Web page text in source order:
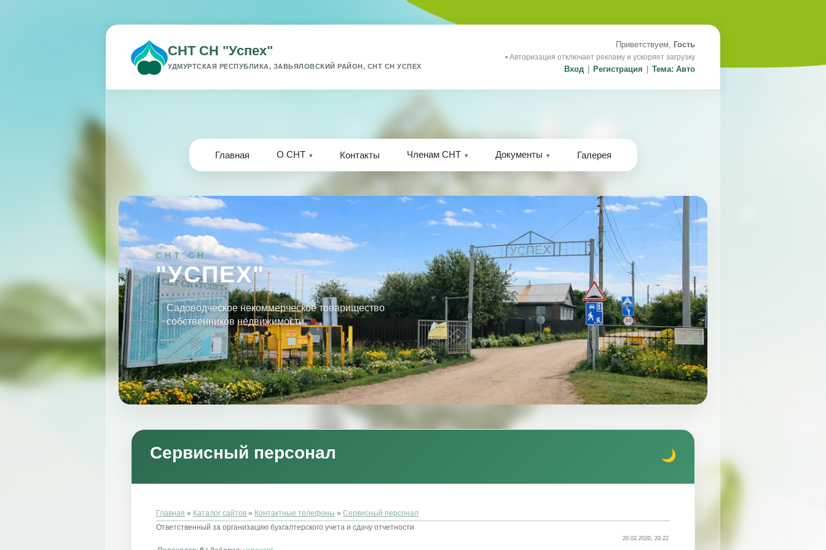
СНТ СН "Успех"
УДМУРТСКАЯ РЕСПУБЛИКА, ЗАВЬЯЛОВСКИЙ РАЙОН, СНТ СН УСПЕХ
Приветствуем, Гость
• Авторизация отключает рекламу и ускоряет загрузку
Вход Регистрация Тема: Авто
Главная О СНТ Контакты Членам СНТ Документы Галерея
СНТ СН
"УСПЕХ"
Садоводческое некоммерческое товарищество
собственников недвижимости.
Сервисный персонал
Главная » Каталог сайтов » Контактные телефоны » Сервисный персонал
Ответственный за организацию бухгалтерского учета и сдачу отчетности
20.02.2020, 20:22